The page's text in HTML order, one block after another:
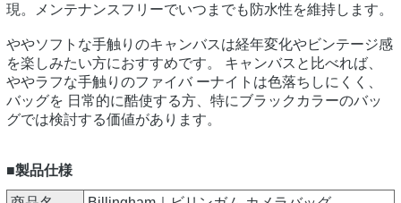
現。メンテナンスフリーでいつまでも防水性を維持します。
ややソフトな手触りのキャンバスは経年変化やビンテージ感
を楽しみたい方におすすめです。 キャンバスと比べれば、
ややラフな手触りのファイバ ーナイトは色落ちしにくく、
バッグを 日常的に酷使する方、特にブラックカラーのバッ
グでは検討する価値があります。
■製品仕様